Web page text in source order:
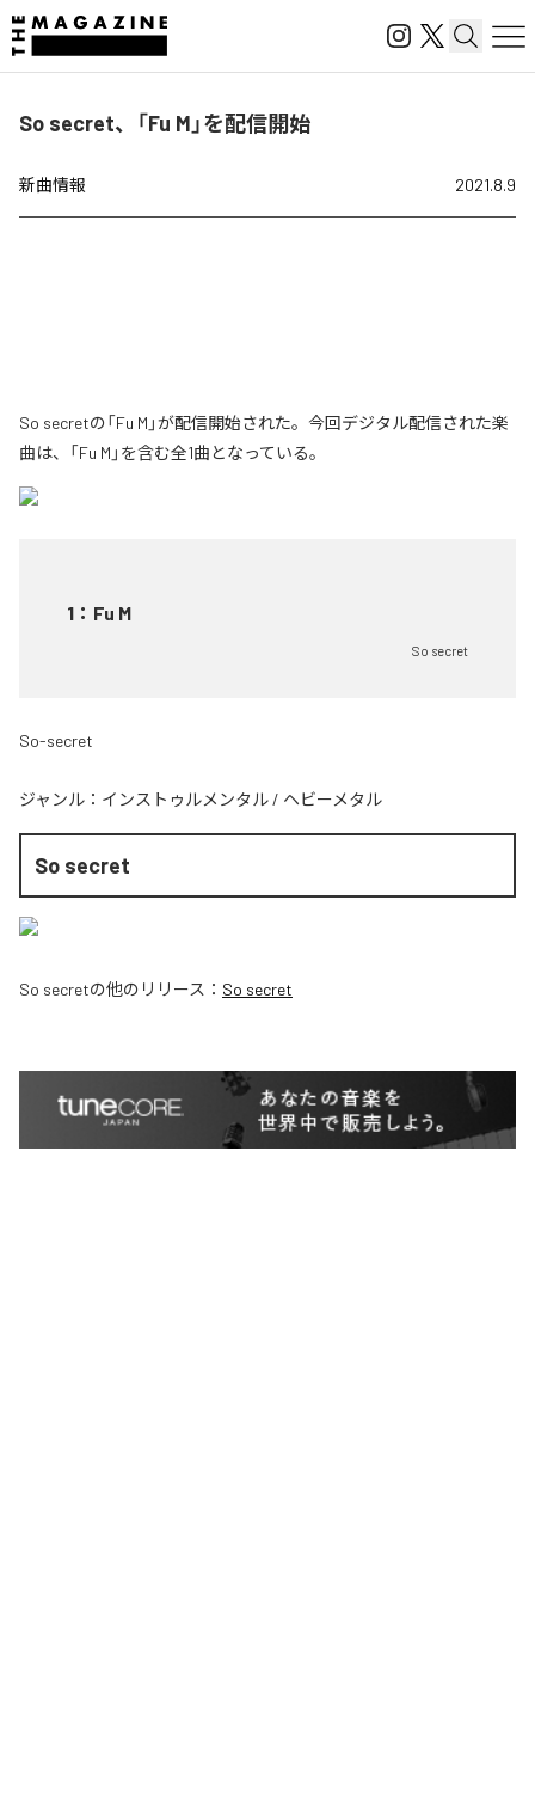
So secret、「Fu M」を配信開始
新曲情報 2021.8.9
So secretの「Fu M」が配信開始された。今回デジタル配信された楽
曲は、「Fu M」を含む全1曲となっている。
1 ： Fu M
So secret
So-secret
ジャンル： インストゥルメンタル / ヘビーメタル
So secret
So secretの他のリリース： So secret